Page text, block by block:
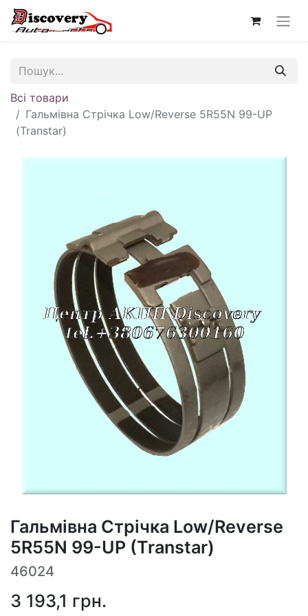
Всі товари
Гальмівна Стрічка Low/Reverse 5R55N 99-UP
(Transtar)
Гальмівна Стрічка Low/Reverse
5R55N 99-UP (Transtar)
46024
3 193,1 грн.